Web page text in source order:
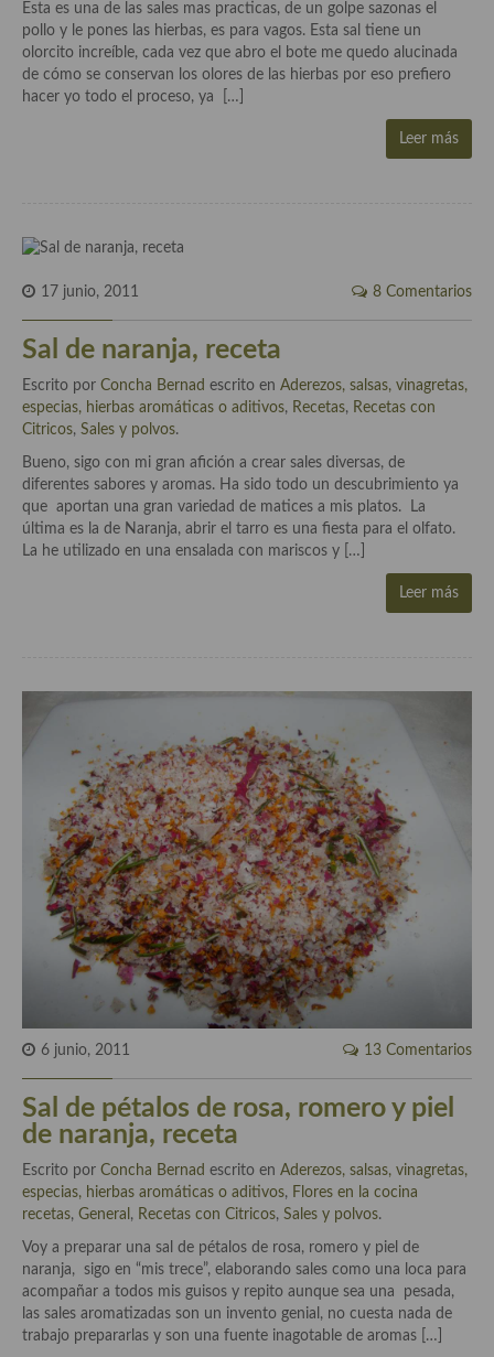
Cocina Extremeña
Cocina Gallega
Cocina Riojana
Cocina Valenciana
Cocina Europea
Cocina Alemana
Cocina Austriaca
Cocina Belga
Cocina Britanica
Cocina de Polonia
Cocina de Ucrania
Cocina Eslovena
Cocina Francesa
Cocina Griega
Cocina Holandesa
Cocina Hungara
Cocina Italiana
Cocina Luxemburgo
Cocina Polaca
Cocina portuguesa
Cocina Rusa
Cocina Sueca
Cocina Suiza
Esta es una de las sales mas practicas, de un golpe sazonas el
pollo y le pones las hierbas, es para vagos. Esta sal tiene un
olorcito increíble, cada vez que abro el bote me quedo alucinada
de cómo se conservan los olores de las hierbas por eso prefiero
hacer yo todo el proceso, ya […]
Leer más
17 junio, 2011 8 Comentarios
Sal de naranja, receta
Escrito por Concha Bernad escrito en Aderezos, salsas, vinagretas,
especias, hierbas aromáticas o aditivos, Recetas, Recetas con
Citricos, Sales y polvos.
Bueno, sigo con mi gran afición a crear sales diversas, de
diferentes sabores y aromas. Ha sido todo un descubrimiento ya
que aportan una gran variedad de matices a mis platos. La
última es la de Naranja, abrir el tarro es una fiesta para el olfato.
La he utilizado en una ensalada con mariscos y […]
Leer más
6 junio, 2011 13 Comentarios
Sal de pétalos de rosa, romero y piel
de naranja, receta
Escrito por Concha Bernad escrito en Aderezos, salsas, vinagretas,
especias, hierbas aromáticas o aditivos, Flores en la cocina
recetas, General , Recetas con Citricos, Sales y polvos.
Voy a preparar una sal de pétalos de rosa, romero y piel de
naranja, sigo en “mis trece”, elaborando sales como una loca para
acompañar a todos mis guisos y repito aunque sea una pesada,
las sales aromatizadas son un invento genial, no cuesta nada de
trabajo prepararlas y son una fuente inagotable de aromas […]